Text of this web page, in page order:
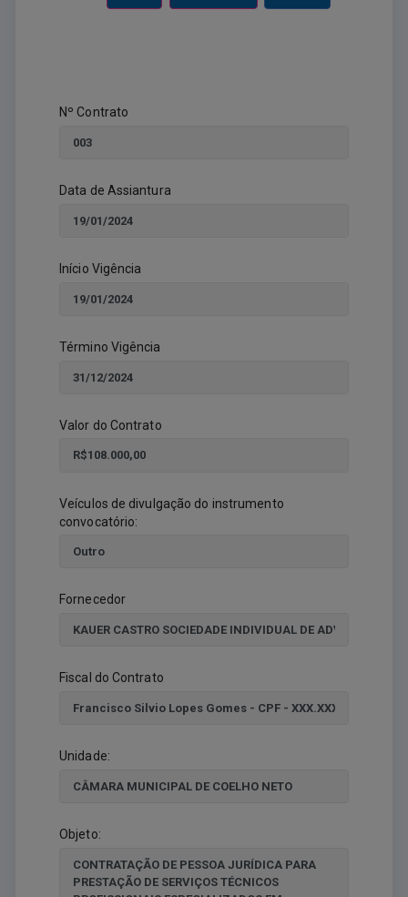
Nº Contrato
Data de Assiantura
Início Vigência
Término Vigência
Valor do Contrato
Veículos de divulgação do instrumento
convocatório:
Fornecedor
Fiscal do Contrato
Unidade:
Objeto: